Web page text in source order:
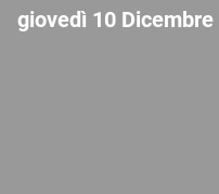
giovedì 10 Dicembre